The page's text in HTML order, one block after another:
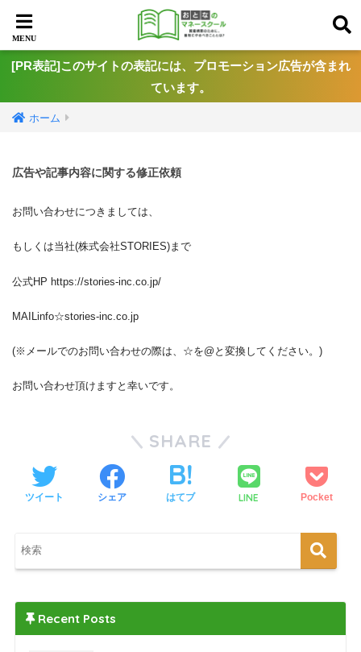
[PR表記]このサイトの表記には、プロモーション広告が含まれ
ています。
ホーム
広告や記事内容に関する修正依頼
お問い合わせにつきましては、
もしくは当社(株式会社STORIES)まで
公式HP https://stories-inc.co.jp/
MAILinfo☆stories-inc.co.jp
(※メールでのお問い合わせの際は、☆を@と変換してください。)
お問い合わせ頂けますと幸いです。
SHARE
ツイート シェア はてブ LINE Pocket
Recent Posts